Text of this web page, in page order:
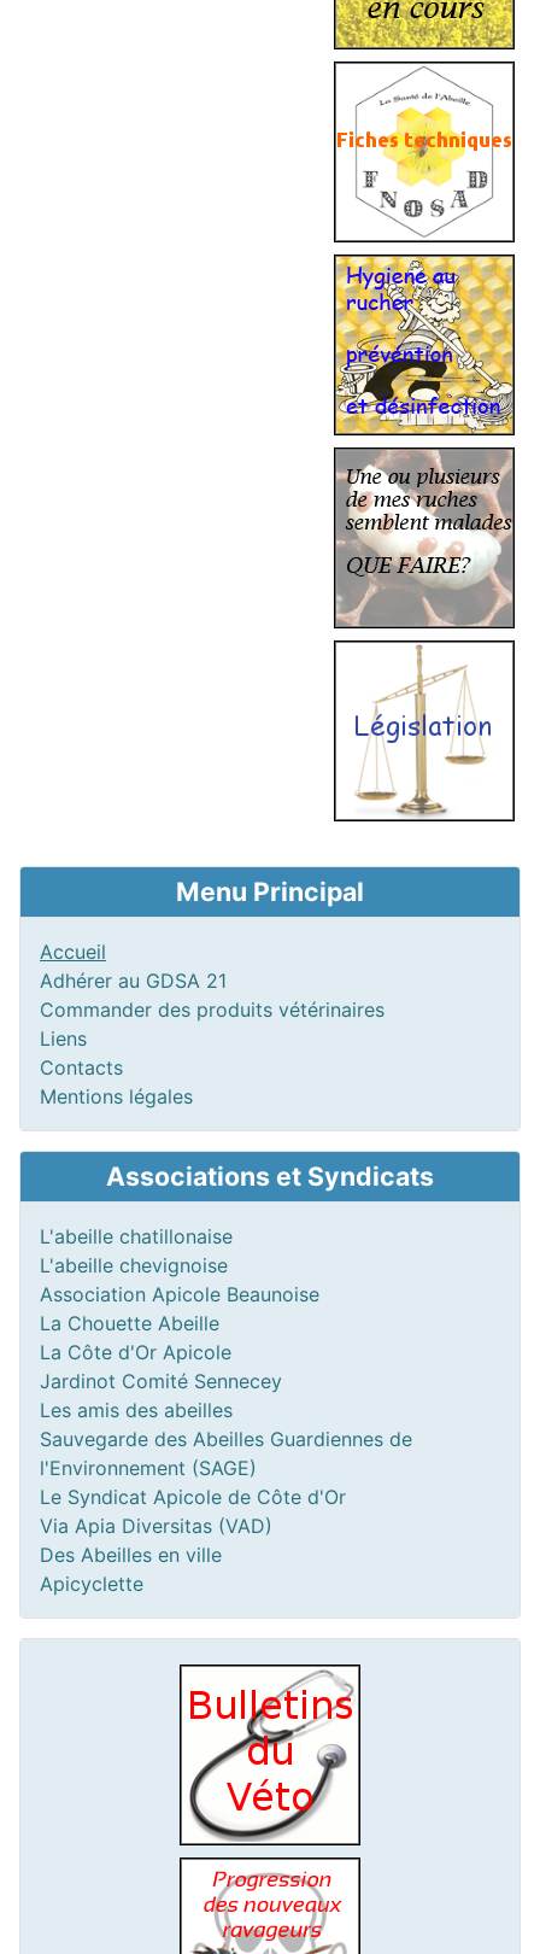
Menu Principal
Accueil
Adhérer au GDSA 21
Commander des produits vétérinaires
Liens
Contacts
Mentions légales
Associations et Syndicats
L'abeille chatillonaise
L'abeille chevignoise
Association Apicole Beaunoise
La Chouette Abeille
La Côte d'Or Apicole
Jardinot Comité Sennecey
Les amis des abeilles
Sauvegarde des Abeilles Guardiennes de
l'Environnement (SAGE)
Le Syndicat Apicole de Côte d'Or
Via Apia Diversitas (VAD)
Des Abeilles en ville
Apicyclette